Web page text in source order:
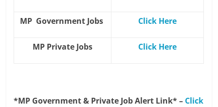
MP Government Jobs Click Here
MP Private Jobs Click Here
*MP Government & Private Job Alert Link* – Click